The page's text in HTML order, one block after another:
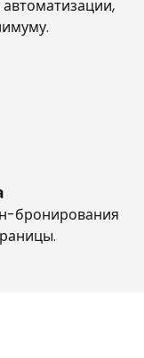
бронирования